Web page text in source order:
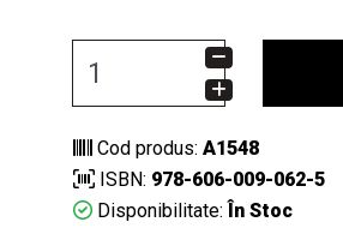
Cod produs: A1548
ISBN: 978-606-009-062-5
Disponibilitate: În Stoc